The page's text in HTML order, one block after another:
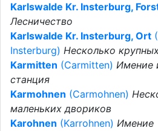
Karlswalde Kr. Insterburg,
Лесничество
Karlswalde Kr. Insterburg, Ort
Insterburg) Несколько
Karmitten (Carmitten) Имение
станция
Karmohnen (Carmohnen)
маленьких двориков
Karohnen (Karrohnen) Имение